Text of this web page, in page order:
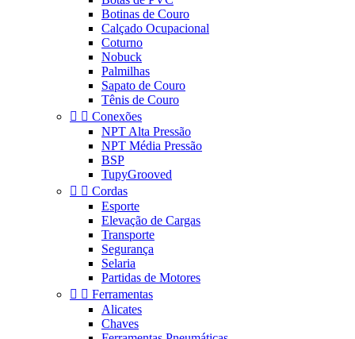
Botinas de Couro
Calçado Ocupacional
Coturno
Nobuck
Palmilhas
Sapato de Couro
Tênis de Couro
  Conexões
NPT Alta Pressão
NPT Média Pressão
BSP
TupyGrooved
  Cordas
Esporte
Elevação de Cargas
Transporte
Segurança
Selaria
Partidas de Motores
  Ferramentas
Alicates
Chaves